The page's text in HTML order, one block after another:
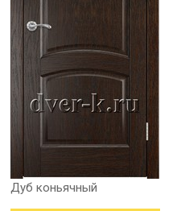
Дуб коньячный